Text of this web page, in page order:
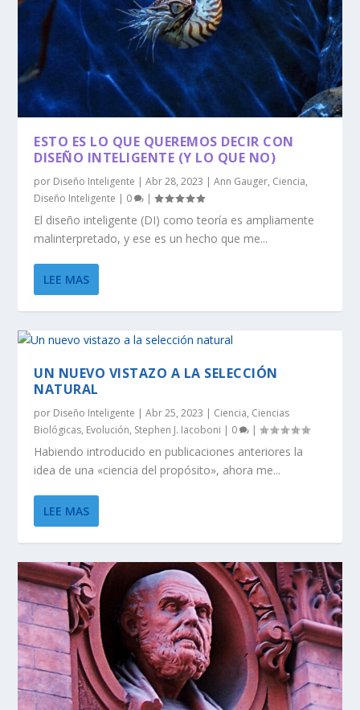
ESTO ES LO QUE QUEREMOS DECIR CON
DISEÑO INTELIGENTE (Y LO QUE NO)
por Diseño Inteligente |Abr 28, 2023 |Ann Gauger, Ciencia,
Diseño Inteligente | 0 |
El diseño inteligente (DI) como teoría es ampliamente
malinterpretado, y ese es un hecho que me...
LEE MAS
UN NUEVO VISTAZO A LA SELECCIÓN
NATURAL
por Diseño Inteligente |Abr 25, 2023 | Ciencia, Ciencias
Biológicas, Evolución, Stephen J. Iacoboni | 0 |
Habiendo introducido en publicaciones anteriores la
idea de una «ciencia del propósito», ahora me...
LEE MAS